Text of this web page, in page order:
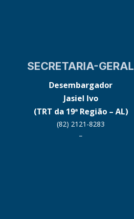
SECRETARIA-GERAL
Desembargador
Jasiel Ivo
(TRT da 19ª Região – AL)
(82) 2121-8283
–